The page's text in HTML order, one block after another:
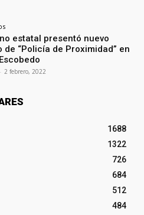
estatal presentó nuevo
de “Policía de Proximidad” en
- 2 febrero, 2022
1688
1322
726
684
512
484